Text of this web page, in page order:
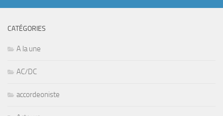
CATÉGORIES
A la une
AC/DC
accordeoniste